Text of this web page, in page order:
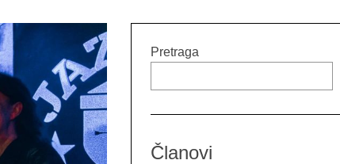
Pretraga
Članovi